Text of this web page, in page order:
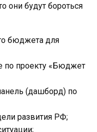
они будут бороться
бюджета для
по проекту «Бюджет
(дашборд) по
развития РФ;